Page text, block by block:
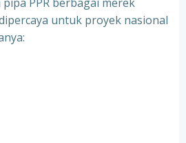
untuk proyek nasional